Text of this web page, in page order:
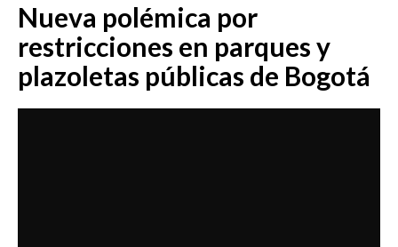
EMISIÓN 12:30 PM
EMISIÓN 7:00 PM
Nueva polémica por
restricciones en parques y
plazoletas públicas de Bogotá